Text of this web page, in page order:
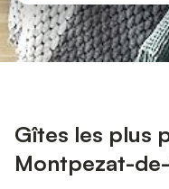
Gîtes les plus
Montpezat-